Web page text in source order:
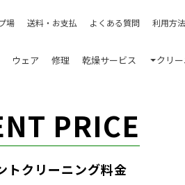
場 送料・お支払 よくある質問 利用方法
ウェア 修理 乾燥サービス クリ
PRICE
トクリーニング料金